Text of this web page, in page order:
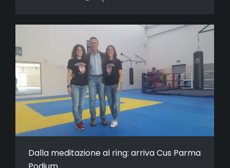
Dalla meditazione al ring: arriva Cus Parma